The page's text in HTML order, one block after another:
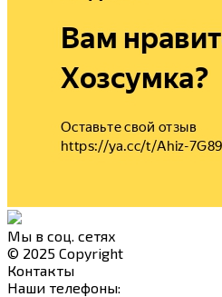
Мы в соц. сетях
© 2025 Copyright
Контакты
Наши телефоны: